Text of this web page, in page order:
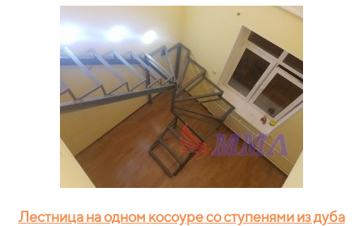
Лестница на одном косоуре со ступенями из дуба